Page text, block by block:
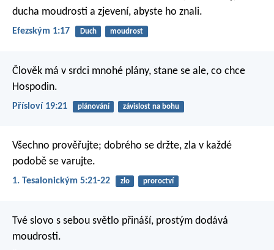
ducha moudrosti a zjevení, abyste ho znali.
Efezským 1:17 Duch moudrost
Člověk má v srdci mnohé plány, stane se ale, co chce
Hospodin.
Přísloví 19:21 plánování závislost na bohu
Všechno prověřujte; dobrého se držte, zla v každé
podobě se varujte.
1. Tesalonickým 5:21-22 zlo proroctví
Tvé slovo s sebou světlo přináší, prostým dodává
moudrosti.